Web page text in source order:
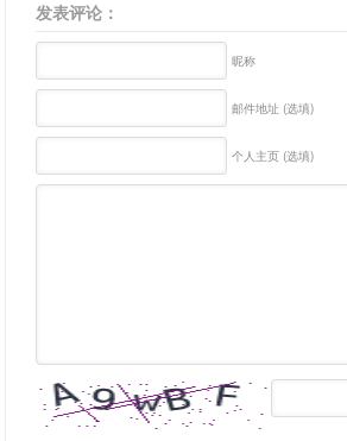
发表评论：
昵称
邮件地址 (选填)
个人主页 (选填)